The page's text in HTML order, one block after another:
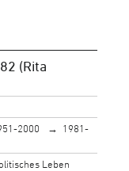
(Rita
2000
1981-
Leben